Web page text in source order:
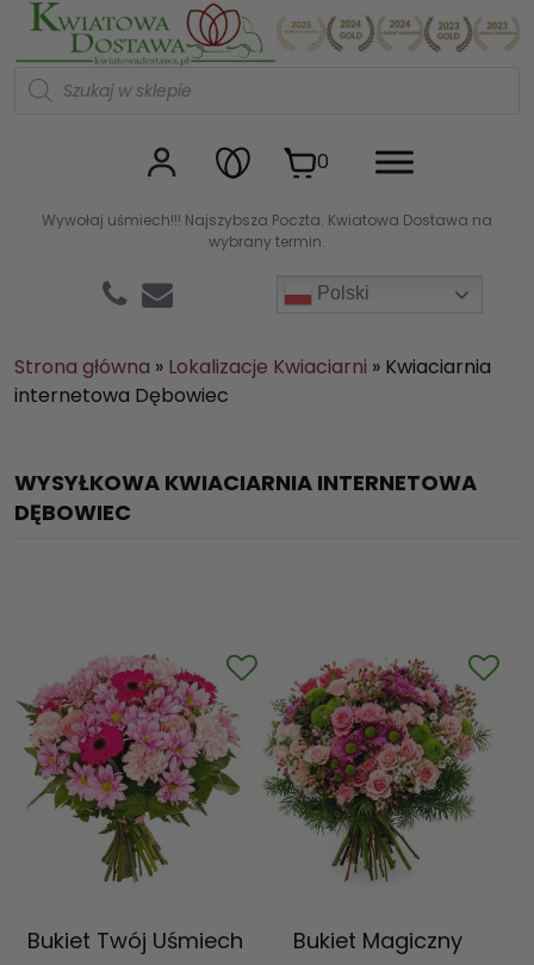
Wywołaj uśmiech!!! Najszybsza Poczta. Kwiatowa Dostawa na
wybrany termin.
Polski
Kwiaciarnia internetowa
W
d
u
k
0
Strona główna » Lokalizacje Kwiaciarni » Kwiaciarnia
internetowa Dębowiec
WYSYŁKOWA KWIACIARNIA INTERNETOWA
DĘBOWIEC
Bukiet Twój Uśmiech Bukiet Magiczny